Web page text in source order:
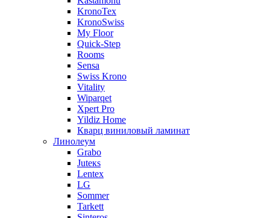
KronoTex
KronoSwiss
My Floor
Quick-Step
Rooms
Sensa
Swiss Krono
Vitality
Wiparqet
Xpert Pro
Yildiz Home
Кварц виниловый ламинат
Линолеум
Grabo
Juteкs
Lentex
LG
Sommer
Tarkett